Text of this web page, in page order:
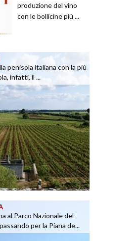
produzione del vino
con le bollicine più ...
penisola italiana con la più
infatti, il ...
al Parco Nazionale del
per la Piana de...